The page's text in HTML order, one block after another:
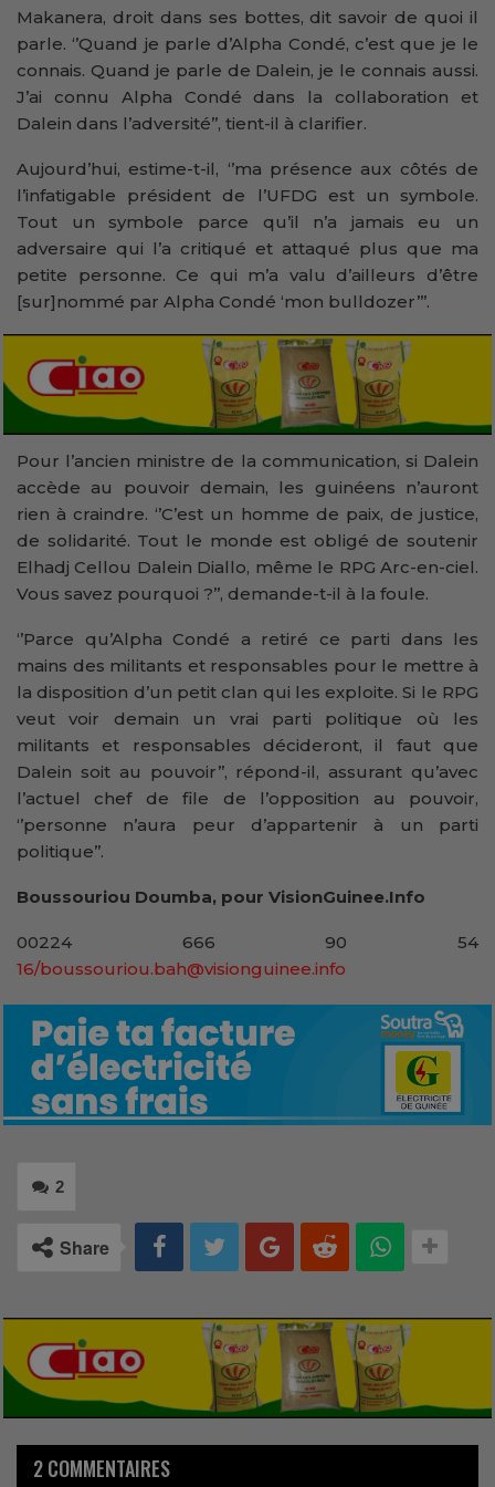
Makanera, droit dans ses bottes, dit savoir de quoi il
parle. ‘’Quand je parle d’Alpha Condé, c’est que je le
connais. Quand je parle de Dalein, je le connais aussi.
J’ai connu Alpha Condé dans la collaboration et
Dalein dans l’adversité’’, tient-il à clarifier.
Aujourd’hui, estime-t-il, ‘’ma présence aux côtés de
l’infatigable président de l’UFDG est un symbole.
Tout un symbole parce qu’il n’a jamais eu un
adversaire qui l’a critiqué et attaqué plus que ma
petite personne. Ce qui m’a valu d’ailleurs d’être
[sur]nommé par Alpha Condé ‘mon bulldozer’’’.
Pour l’ancien ministre de la communication, si Dalein
accède au pouvoir demain, les guinéens n’auront
rien à craindre. ‘’C’est un homme de paix, de justice,
de solidarité. Tout le monde est obligé de soutenir
Elhadj Cellou Dalein Diallo, même le RPG Arc-en-ciel.
Vous savez pourquoi ?’’, demande-t-il à la foule.
‘’Parce qu’Alpha Condé a retiré ce parti dans les
mains des militants et responsables pour le mettre à
la disposition d’un petit clan qui les exploite. Si le RPG
veut voir demain un vrai parti politique où les
militants et responsables décideront, il faut que
Dalein soit au pouvoir’’, répond-il, assurant qu’avec
l’actuel chef de file de l’opposition au pouvoir,
‘’personne n’aura peur d’appartenir à un parti
politique’’.
Boussouriou Doumba, pour VisionGuinee.Info
00224 666 90 54
16/boussouriou.bah@visionguinee.info
2
Share
2 COMMENTAIRES